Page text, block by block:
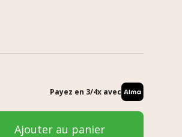
Payez en 3/4x avec
Ajouter au panier